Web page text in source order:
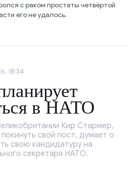
с раком простаты четвёртой
его не удалось.
18:34
в НАТО
Кир Стармер,
свой пост, думает о
свою кандидатуру на
секретаря НАТО.